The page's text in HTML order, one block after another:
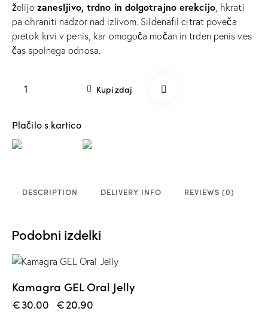
želijo zanesljivo, trdno in dolgotrajno erekcijo, hkrati
pa ohraniti nadzor nad izlivom. Sildenafil citrat poveča
pretok krvi v penis, kar omogoča močan in trden penis ves
čas spolnega odnosa.
Kupi zdaj
Plačilo s kartico
DESCRIPTION DELIVERY INFO REVIEWS (0)
Podobni izdelki
-30%
Kamagra GEL Oral Jelly
€30.00 €20.90